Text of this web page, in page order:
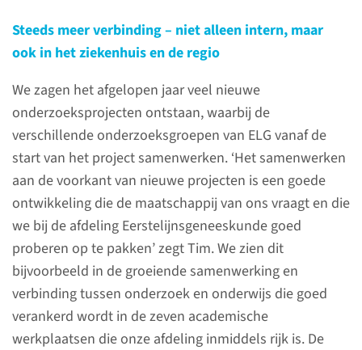
Steeds meer verbinding – niet alleen intern, maar
ook in het ziekenhuis en de regio
We zagen het afgelopen jaar veel nieuwe
onderzoeksprojecten ontstaan, waarbij de
verschillende onderzoeksgroepen van ELG vanaf de
start van het project samenwerken. ‘Het samenwerken
aan de voorkant van nieuwe projecten is een goede
ontwikkeling die de maatschappij van ons vraagt en die
we bij de afdeling Eerstelijnsgeneeskunde goed
proberen op te pakken’ zegt Tim. We zien dit
bijvoorbeeld in de groeiende samenwerking en
verbinding tussen onderzoek en onderwijs die goed
verankerd wordt in de zeven academische
werkplaatsen die onze afdeling inmiddels rijk is. De
Ga ook naar
Onze afdeling
Onze Facts and figures
2024
Ons organogram